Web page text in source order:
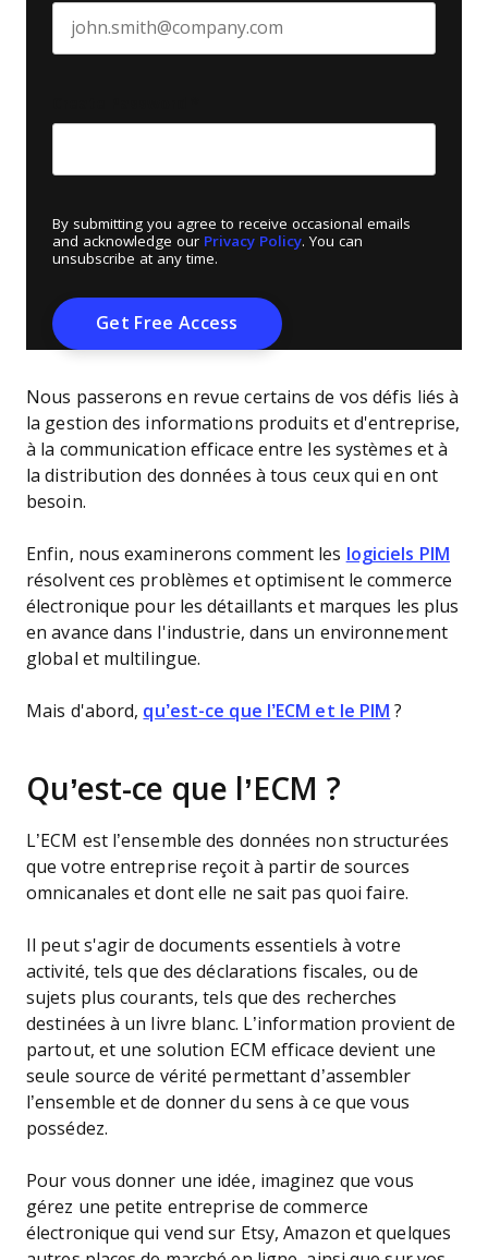
By submitting you agree to receive occasional emails
and acknowledge our Privacy Policy. You can
unsubscribe at any time.
Nous passerons en revue certains de vos défis liés à
la gestion des informations produits et d'entreprise,
à la communication efficace entre les systèmes et à
la distribution des données à tous ceux qui en ont
besoin.
Enfin, nous examinerons comment les
logiciels PIM
résolvent ces problèmes et optimisent le commerce
électronique pour les détaillants et marques les plus
en avance dans l'industrie, dans un environnement
global et multilingue.
Mais d'abord, qu’est-ce que l’ECM et le PIM ?
Qu’est-ce que l’ECM ?
L’ECM est l’ensemble des données non structurées
que votre entreprise reçoit à partir de sources
omnicanales et dont elle ne sait pas quoi faire.
Il peut s'agir de documents essentiels à votre
activité, tels que des déclarations fiscales, ou de
sujets plus courants, tels que des recherches
destinées à un livre blanc. L’information provient de
partout, et une solution ECM efficace devient une
seule source de vérité permettant d’assembler
l’ensemble et de donner du sens à ce que vous
possédez.
Pour vous donner une idée, imaginez que vous
gérez une petite entreprise de commerce
électronique qui vend sur Etsy, Amazon et quelques